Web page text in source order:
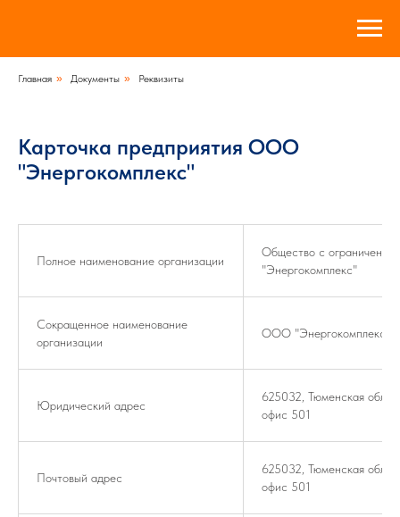
Главная » Документы » Реквизиты
Карточка предприятия ООО
"Энергокомплекс"
Полное наименование организации
Общество с ограниченно
"Энергокомплекс"
Сокращенное наименование
организации
ООО "Энергокомплекс"
Юридический адрес
625032, Тюменская
офис 501
Почтовый адрес
625032, Тюменская
офис 501